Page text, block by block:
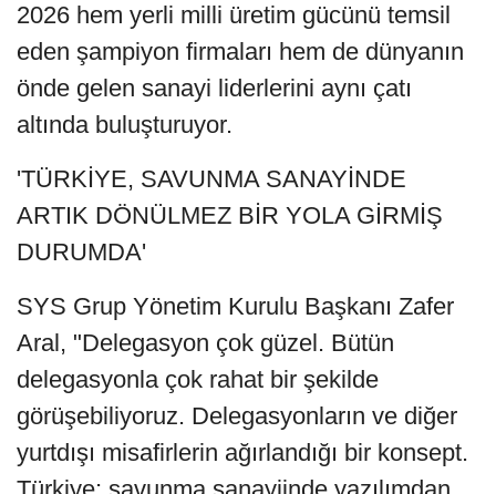
2026 hem yerli milli üretim gücünü temsil
eden şampiyon firmaları hem de dünyanın
önde gelen sanayi liderlerini aynı çatı
altında buluşturuyor.
'TÜRKİYE, SAVUNMA SANAYİNDE
ARTIK DÖNÜLMEZ BİR YOLA GİRMİŞ
DURUMDA'
SYS Grup Yönetim Kurulu Başkanı Zafer
Aral, "Delegasyon çok güzel. Bütün
delegasyonla çok rahat bir şekilde
görüşebiliyoruz. Delegasyonların ve diğer
yurtdışı misafirlerin ağırlandığı bir konsept.